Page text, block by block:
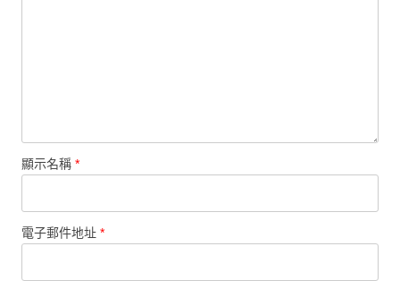
顯示名稱 *
電子郵件地址 *